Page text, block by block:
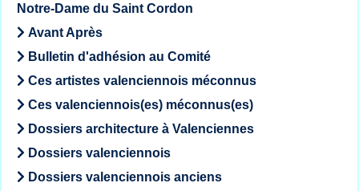
Notre-Dame du Saint Cordon
Avant Après
Bulletin d'adhésion au Comité
Ces artistes valenciennois méconnus
Ces valenciennois(es) méconnus(es)
Dossiers architecture à Valenciennes
Dossiers valenciennois
Dossiers valenciennois anciens